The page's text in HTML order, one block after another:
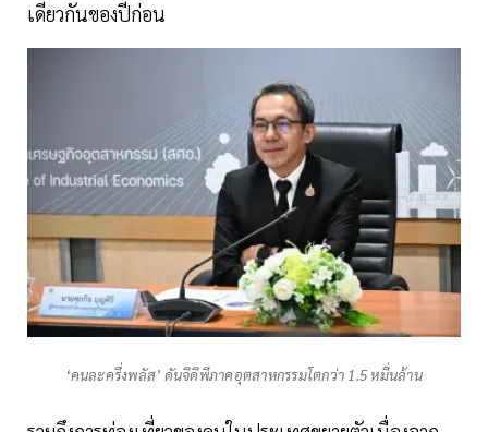
เดียวกันของปีก่อน
‘คนละครึ่งพลัส’ ดันจีดีพีภาคอุตสาหกรรมโตกว่า 1.5 หมื่นล้าน